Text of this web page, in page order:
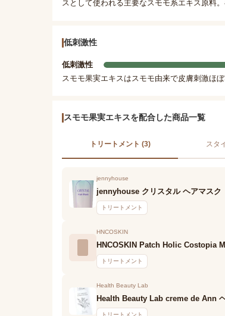
スとして使われる主要なスモモ系エキス原料
低刺激性
低刺激性
スモモ果実エキスはスモモ由来で皮膚刺激ほ
スモモ果実エキスを配合した商品一覧
トリートメント (3) スタ
jennyhouse
jennyhouse クリスタル ヘアマスク
トリートメント
HNCOSKIN
HNCOSKIN Patch Holic Costopia
トリートメント
Health Beauty Lab
Health Beauty Lab creme de Ann
トリートメント